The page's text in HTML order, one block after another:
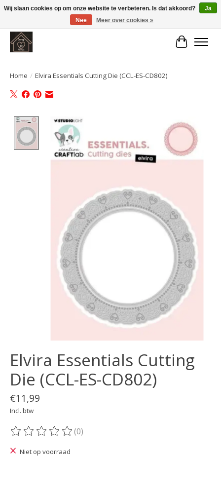
Large selection of products and fast shipping!
Home / Elvira Essentials Cutting Die (CCL-ES-CD802)
Product image slideshow Items
Elvira Essentials Cutting
Die (CCL-ES-CD802)
€11,99
Incl. btw
De beoordeling van dit product is
(0)
Niet op voorraad
Wij slaan cookies op om onze website te verbeteren. Is dat akkoord?
Ja
Nee
Meer over cookies »